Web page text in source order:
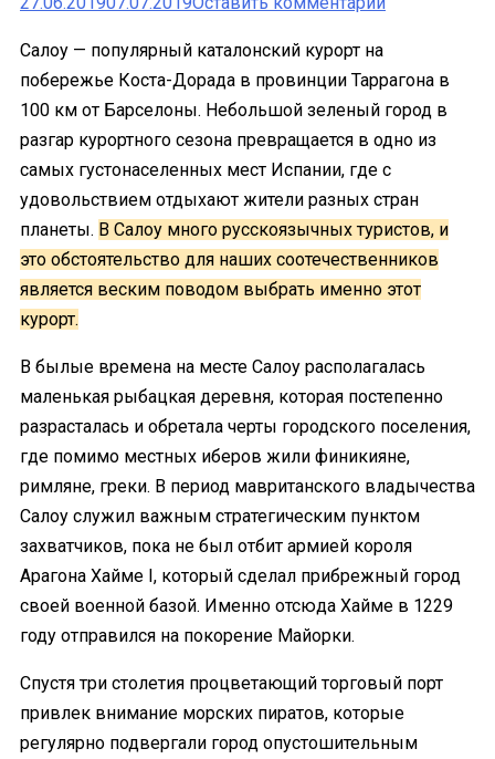
пляжи,
еда
и
рестораны
Салоу — популярный каталонский курорт на
побережье Коста-Дорада в провинции Таррагона в
100 км от Барселоны. Небольшой зеленый город в
разгар курортного сезона превращается в одно из
самых густонаселенных мест Испании, где с
удовольствием отдыхают жители разных стран
планеты. В Салоу много русскоязычных туристов, и
это обстоятельство для наших соотечественников
является веским поводом выбрать именно этот
курорт.
В былые времена на месте Салоу располагалась
маленькая рыбацкая деревня, которая постепенно
разрасталась и обретала черты городского поселения,
где помимо местных иберов жили финикияне,
римляне, греки. В период мавританского владычества
Салоу служил важным стратегическим пунктом
захватчиков, пока не был отбит армией короля
Арагона Хайме I, который сделал прибрежный город
своей военной базой. Именно отсюда Хайме в 1229
году отправился на покорение Майорки.
Спустя три столетия процветающий торговый порт
привлек внимание морских пиратов, которые
регулярно подвергали город опустошительным